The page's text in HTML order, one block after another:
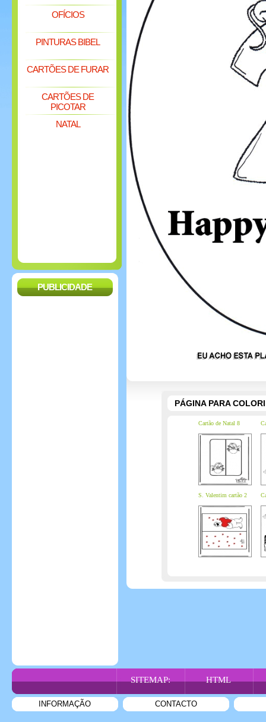
OFÍCIOS
PINTURAS BIBEL
CARTÕES DE FURAR
CARTÕES DE
PICOTAR
NATAL
PUBLICIDADE
PÁGINA PARA
Cartão de Natal 8
S. Valentim cartão 2
SITEMAP: HTML
INFORMAÇÃO CONTACTO